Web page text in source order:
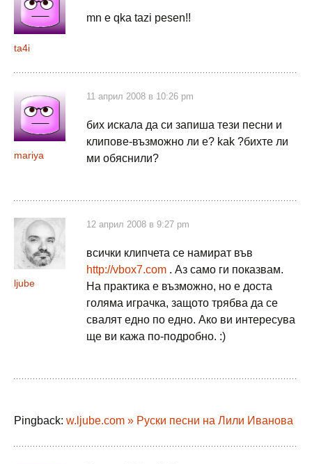
ta4i
mn e qka tazi pesen!!
mariya
11 април 2008 в 10:26 pm
бих искала да си запиша тези песни и
клипове-възможно ли е? kak ?бихте ли
ми обяснили?
ljube
12 април 2008 в 9:27 pm
всички клипчета се намират във
http://vbox7.com . Аз само ги показвам.
На практика е възможно, но е доста
голяма играчка, защото трябва да се
свалят едно по едно. Ако ви интересува
ще ви кажа по-подробно. :)
Pingback: w.ljube.com » Руски песни на Лили Иванова